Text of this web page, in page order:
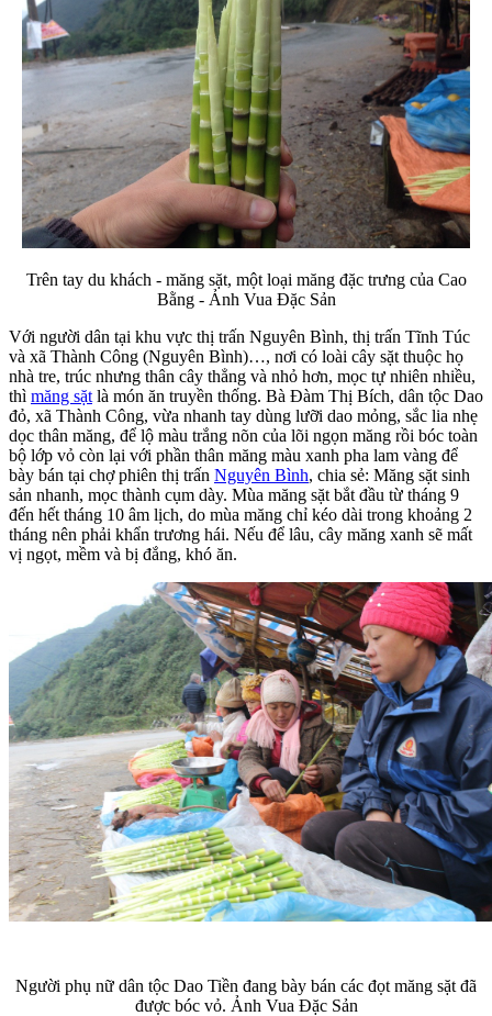
Trên tay du khách - măng sặt, một loại măng đặc trưng của Cao
Bằng - Ảnh Vua Đặc Sản
Với người dân tại khu vực thị trấn Nguyên Bình, thị trấn Tĩnh Túc
và xã Thành Công (Nguyên Bình)…, nơi có loài cây sặt thuộc họ
nhà tre, trúc nhưng thân cây thẳng và nhỏ hơn, mọc tự nhiên nhiều,
thì măng sặt là món ăn truyền thống. Bà Đàm Thị Bích, dân tộc Dao
đỏ, xã Thành Công, vừa nhanh tay dùng lưỡi dao mỏng, sắc lia nhẹ
dọc thân măng, để lộ màu trắng nõn của lõi ngọn măng rồi bóc toàn
bộ lớp vỏ còn lại với phần thân măng màu xanh pha lam vàng để
bày bán tại chợ phiên thị trấn Nguyên Bình, chia sẻ: Măng sặt sinh
sản nhanh, mọc thành cụm dày. Mùa măng sặt bắt đầu từ tháng 9
đến hết tháng 10 âm lịch, do mùa măng chỉ kéo dài trong khoảng 2
tháng nên phải khẩn trương hái. Nếu để lâu, cây măng xanh sẽ mất
vị ngọt, mềm và bị đắng, khó ăn.
Người phụ nữ dân tộc Dao Tiền đang bày bán các đọt măng sặt đã
được bóc vỏ. Ảnh Vua Đặc Sản